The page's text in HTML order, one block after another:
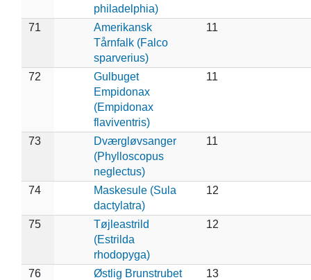
philadelphia)
71
Amerikansk
Tårnfalk (Falco
sparverius)
11
72
Gulbuget
Empidonax
(Empidonax
flaviventris)
11
73
Dværgløvsanger
(Phylloscopus
neglectus)
11
74
Maskesule (Sula
dactylatra)
12
75
Tøjleastrild
(Estrilda
rhodopyga)
12
76
Østlig Brunstrubet
13